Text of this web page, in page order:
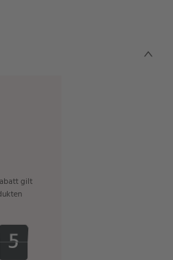
gilt
3
4
4
3